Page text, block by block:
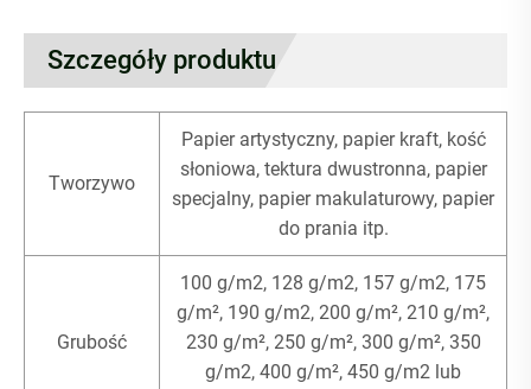
Szczegóły produktu
Tworzywo
Papier artystyczny, papier kraft, kość
słoniowa, tektura dwustronna, papier
specjalny, papier makulaturowy, papier
do prania itp.
Grubość
100 g/m2, 128 g/m2, 157 g/m2, 175
g/m², 190 g/m2, 200 g/m², 210 g/m²,
230 g/m², 250 g/m², 300 g/m², 350
g/m2, 400 g/m², 450 g/m2 lub